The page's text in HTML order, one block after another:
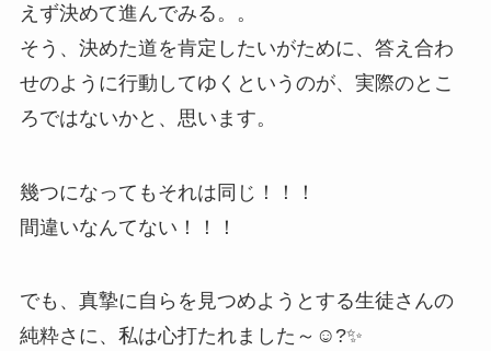
えず決めて進んでみる。。
そう、決めた道を肯定したいがために、答え合わ
せのように行動してゆくというのが、実際のとこ
ろではないかと、思います。
幾つになってもそれは同じ！！！
間違いなんてない！！！
でも、真摯に自らを見つめようとする生徒さんの
純粋さに、私は心打たれました～☺?✨